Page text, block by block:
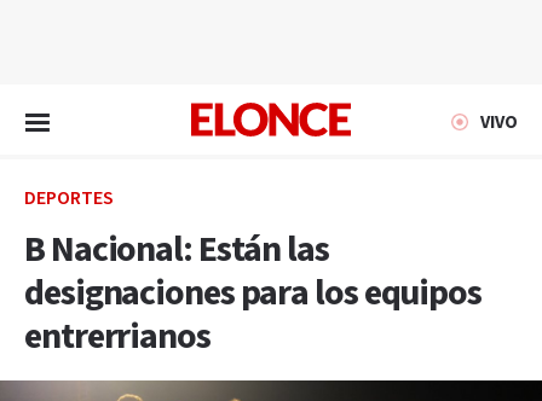
VIVO
DEPORTES
B Nacional: Están las
designaciones para los equipos
entrerrianos